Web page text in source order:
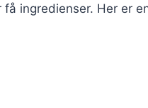
ingredienser. Her er